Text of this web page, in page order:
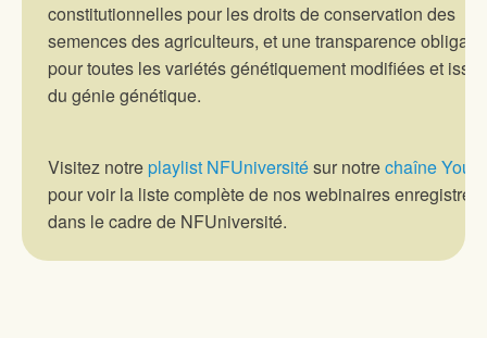
constitutionnelles pour les droits de conservation des
semences des agriculteurs, et une transparence
pour toutes les variétés génétiquement modifiées et
du génie génétique.
Visitez notreplaylist NFUniversitésur notrechaîne
pour voir la liste complète de nos webinaires enregistrés
dans le cadre de NFUniversité.